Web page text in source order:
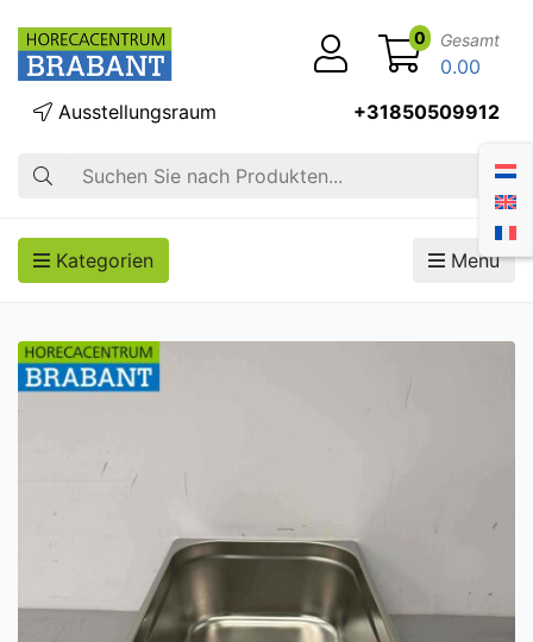
Suche
Ausstellungsraum +31850509912
0 Gesamt
0.00
Kategorien Menü